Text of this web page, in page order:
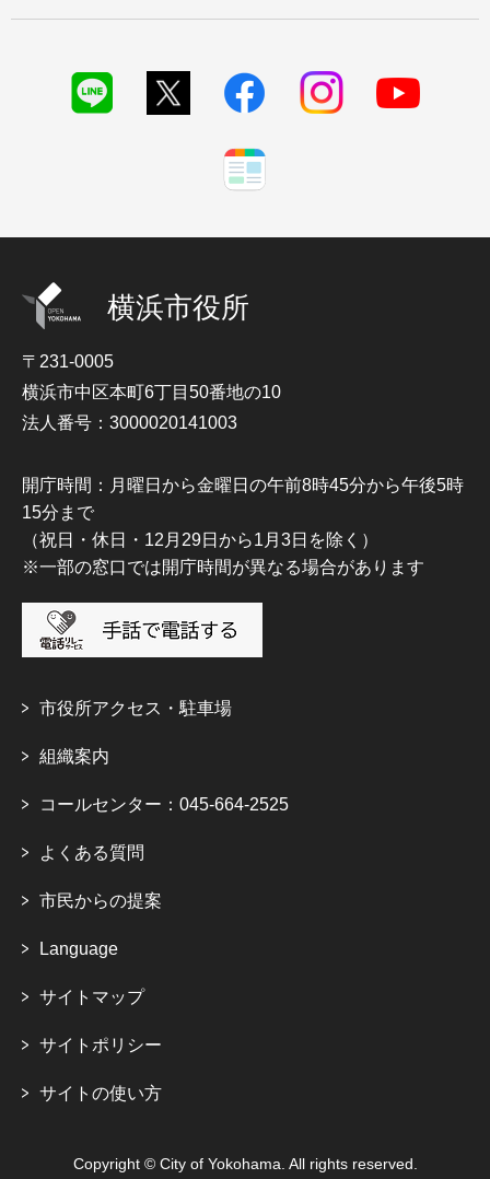
横浜市役所
〒231-0005
横浜市中区本町6丁目50番地の10
法人番号：3000020141003
開庁時間：月曜日から金曜日の午前8時45分から午後5時
15分まで
（祝日・休日・12月29日から1月3日を除く）
※一部の窓口では開庁時間が異なる場合があります
市役所アクセス・駐車場
組織案内
コールセンター：045-664-2525
よくある質問
市民からの提案
Language
サイトマップ
サイトポリシー
サイトの使い方
Copyright © City of Yokohama. All rights reserved.